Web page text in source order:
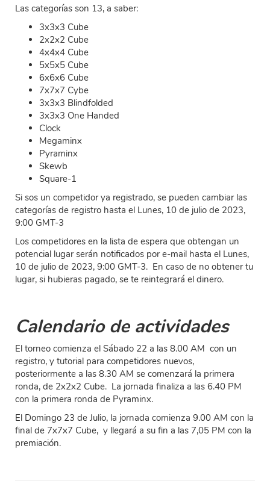
Las categorías son 13, a saber:
3x3x3 Cube
2x2x2 Cube
4x4x4 Cube
5x5x5 Cube
6x6x6 Cube
7x7x7 Cybe
3x3x3 Blindfolded
3x3x3 One Handed
Clock
Megaminx
Pyraminx
Skewb
Square-1
Si sos un competidor ya registrado, se pueden cambiar las
categorías de registro hasta el Lunes, 10 de julio de 2023,
9:00 GMT-3
Los competidores en la lista de espera que obtengan un
potencial lugar serán notificados por e-mail hasta el Lunes,
10 de julio de 2023, 9:00 GMT-3. En caso de no obtener tu
lugar, si hubieras pagado, se te reintegrará el dinero.
Calendario de actividades
El torneo comienza el Sábado 22 a las 8.00 AM con un
registro, y tutorial para competidores nuevos,
posteriormente a las 8.30 AM se comenzará la primera
ronda, de 2x2x2 Cube. La jornada finaliza a las 6.40 PM
con la primera ronda de Pyraminx.
El Domingo 23 de Julio, la jornada comienza 9.00 AM con la
final de 7x7x7 Cube, y llegará a su fin a las 7,05 PM con la
premiación.